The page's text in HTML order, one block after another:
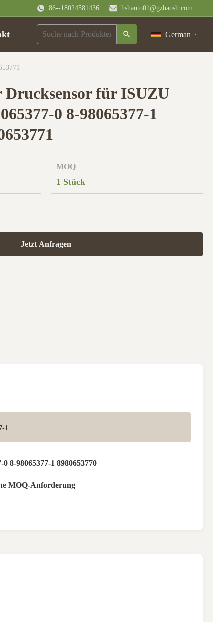
86--18024581436 hshauto01@gzhaosh.com
German
Drucksensor für ISUZU
0 8-98065377-1
MOQ
1 Stück
Jetzt Anfragen
1
0 8-98065377-1 8980653770
MOQ-Anforderung